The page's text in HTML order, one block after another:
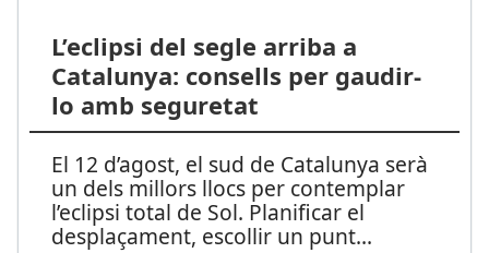
L’eclipsi del segle arriba a
Catalunya: consells per gaudir-
lo amb seguretat
El 12 d’agost, el sud de Catalunya serà
un dels millors llocs per contemplar
l’eclipsi total de Sol. Planificar el
desplaçament, escollir un punt...